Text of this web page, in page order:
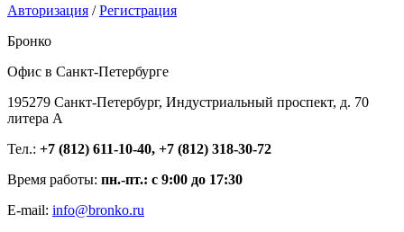
Авторизация /Регистрация
Бронко
Офис в Санкт-Петербурге
195279 Санкт-Петербург, Индустриальный проспект, д. 70
литера А
Тел.: +7 (812) 611-10-40, +7 (812) 318-30-72
Время работы: пн.-пт.: с 9:00 до 17:30
E-mail: info@bronko.ru